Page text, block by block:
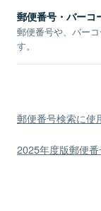
郵便番号・バーコ
郵便番号や、バー
す。
郵便番号検索に使
2025年度版郵便